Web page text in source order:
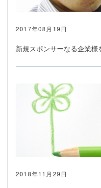
2017年08月19日
新規スポンサーなる企業様
2018年11月29日